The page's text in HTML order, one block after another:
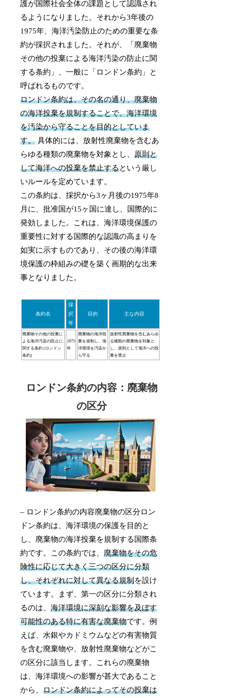
護が国際社会全体の課題として認識され
るようになりました。それから3年後の
1975年、海洋汚染防止のための重要な条
約が採択されました。それが、「廃棄物
その他の投棄による海洋汚染の防止に関
する条約」、一般に「ロンドン条約」と
呼ばれるものです。
ロンドン条約は、その名の通り、廃棄物
の海洋投棄を規制することで、海洋環境
を汚染から守ることを目的としていま
す。 具体的には、放射性廃棄物を含むあ
らゆる種類の廃棄物を対象とし、原則と
して海洋への投棄を禁止するという厳し
いルールを定めています。
この条約は、採択から3ヶ月後の1975年8
月に、批准国が15ヶ国に達し、国際的に
発効しました。これは、海洋環境保護の
重要性に対する国際的な認識の高まりを
如実に示すものであり、その後の海洋環
境保護の枠組みの礎を築く画期的な出来
事となりました。
条約名
採
択
年
目的 主な内容
廃棄物その他の投棄に
よる海洋汚染の防止に
関する条約 (ロンドン
条約)
1975
年
廃棄物の海洋投
棄を規制し、海
洋環境を汚染か
ら守る
放射性廃棄物を含むあらゆ
る種類の廃棄物を対象と
し、原則として海洋への投
棄を禁止
ロンドン条約の内容：廃棄物
の区分
– ロンドン条約の内容廃棄物の区分ロン
ドン条約は、海洋環境の保護を目的と
し、廃棄物の海洋投棄を規制する国際条
約です。この条約では、廃棄物をその危
険性に応じて大きく三つの区分に分類
し、それぞれに対して異なる規制を設け
ています。まず、第一の区分に分類され
るのは、海洋環境に深刻な影響を及ぼす
可能性のある特に有害な廃棄物です。例
えば、水銀やカドミウムなどの有害物質
を含む廃棄物や、放射性廃棄物などがこ
の区分に該当します。これらの廃棄物
は、海洋環境への影響が甚大であること
から、ロンドン条約によってその投棄は